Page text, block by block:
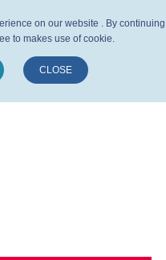
on our website . By continuing
to makes use of cookie.
CLOSE